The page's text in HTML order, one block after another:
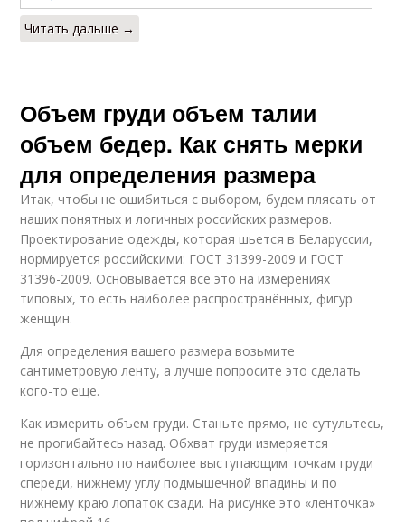
Читать дальше →
Объем груди объем талии
объем бедер. Как снять мерки
для определения размера
Итак, чтобы не ошибиться с выбором, будем плясать от
наших понятных и логичных российских размеров.
Проектирование одежды, которая шьется в Беларуссии,
нормируется российскими: ГОСТ 31399-2009 и ГОСТ
31396-2009. Основывается все это на измерениях
типовых, то есть наиболее распространённых, фигур
женщин.
Для определения вашего размера возьмите
сантиметровую ленту, а лучше попросите это сделать
кого-то еще.
Как измерить объем груди. Станьте прямо, не сутультесь,
не прогибайтесь назад. Обхват груди измеряется
горизонтально по наиболее выступающим точкам груди
спереди, нижнему углу подмышечной впадины и по
нижнему краю лопаток сзади. На рисунке это «ленточка»